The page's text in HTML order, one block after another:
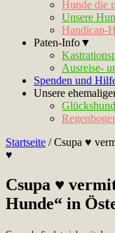
Hunde die
Unsere
Handicap-
Paten-Info▼
Ausreise-
Spenden und
Unsere
Startseite /Csupa ♥
♥
Csupa ♥
Hunde“ in